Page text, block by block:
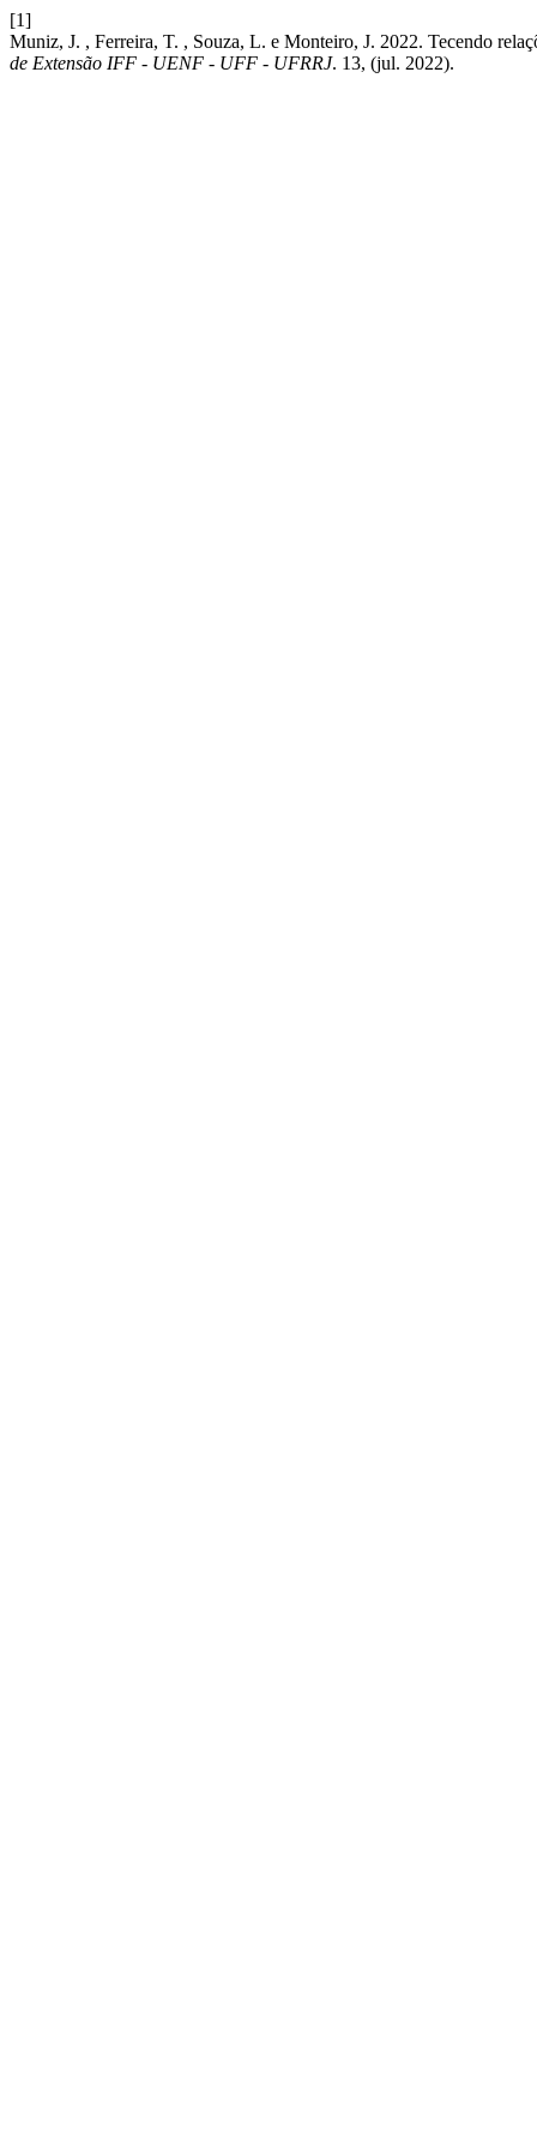
[1]
Muniz, J. , Ferreira, T. , Souza, L. e Monteiro, J. 2022. Tecendo
de Extensão IFF - UENF - UFF - UFRRJ. 13, (jul. 2022).